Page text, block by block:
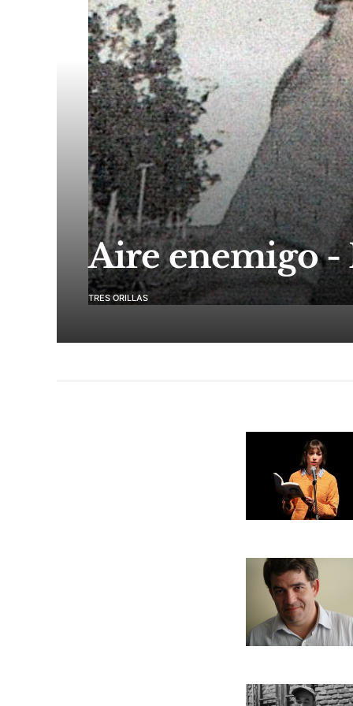
Aire enemigo -
TRES ORILLAS